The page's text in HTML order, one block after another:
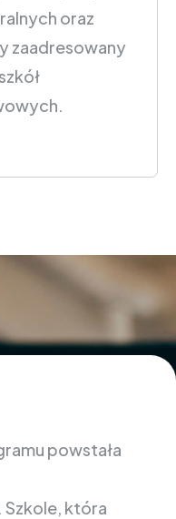
oraz
zaadresowany
powstała
która